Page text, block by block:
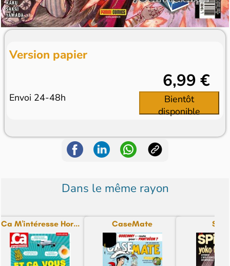
Version papier
Envoi 24-48h
6,99 €
Bientôt
disponible
Dans le même rayon
Ca M'intéresse Hor... CaseMate